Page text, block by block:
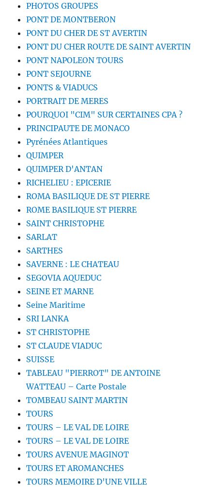
PHOTOS GROUPES
PONT DE MONTBERON
PONT DU CHER DE ST AVERTIN
PONT DU CHER ROUTE DE SAINT AVERTIN
PONT NAPOLEON TOURS
PONT SEJOURNE
PONTS & VIADUCS
PORTRAIT DE MERES
POURQUOI "CIM" SUR CERTAINES CPA ?
PRINCIPAUTE DE MONACO
Pyrénées Atlantiques
QUIMPER
QUIMPER D'ANTAN
RICHELIEU : EPICERIE
ROMA BASILIQUE DE ST PIERRE
ROME BASILIQUE ST PIERRE
SAINT CHRISTOPHE
SARLAT
SARTHES
SAVERNE : LE CHATEAU
SEGOVIA AQUEDUC
SEINE ET MARNE
Seine Maritime
SRI LANKA
ST CHRISTOPHE
ST CLAUDE VIADUC
SUISSE
TABLEAU "PIERROT" DE ANTOINE
WATTEAU – Carte Postale
TOMBEAU SAINT MARTIN
TOURS
TOURS – LE VAL DE LOIRE
TOURS – LE VAL DE LOIRE
TOURS AVENUE MAGINOT
TOURS ET AROMANCHES
TOURS MEMOIRE D'UNE VILLE